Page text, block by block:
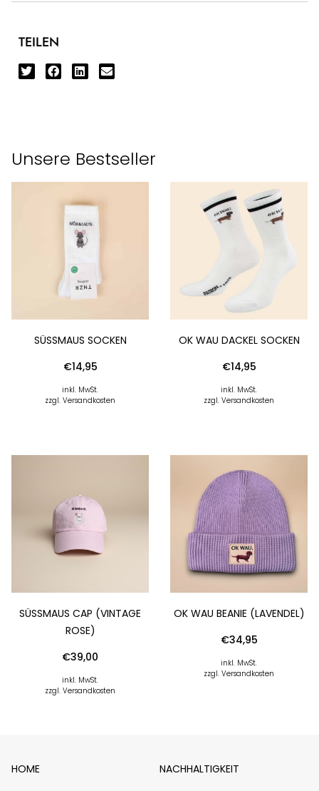
TEILEN
Unsere Bestseller
SÜSSMAUS SOCKEN
€14,95
inkl. MwSt.
zzgl. Versandkosten
OK WAU DACKEL SOCKEN
€14,95
inkl. MwSt.
zzgl. Versandkosten
SÜSSMAUS CAP (VINTAGE R
OSE)
€39,00
inkl. MwSt.
zzgl. Versandkosten
OK WAU BEANIE (LAVENDEL)
€34,95
inkl. MwSt.
zzgl. Versandkosten
HOME
NACHHALTIGKEIT